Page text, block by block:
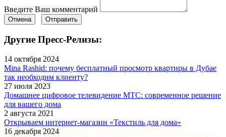
Введите Ваш комментарий
Отмена Отправить
Другие Пресс-Релизы:
14 октября 2024
Mina Rashid: почему бесплатный просмотр квартиры в Дубае
так необходим клиенту?
27 июля 2023
Домашнее цифровое телевидение МТС: современное решение
для вашего дома
2 августа 2021
Открываем интернет-магазин «Текстиль для дома»
16 декабря 2024